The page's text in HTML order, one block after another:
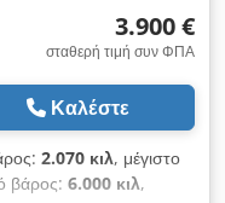
3.900 €
σταθερή τιμή συν ΦΠΑ
Καλέστε
2.070 κιλ, μέγιστο
βάρος: 6.000 κιλ,